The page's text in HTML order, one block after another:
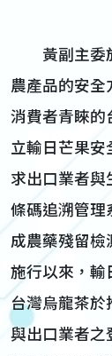
黃副主委於
農產品的安全
消費者青睞的
立輸日芒果安
求出口業者與
條碼追溯管理
成農藥殘留檢
施行以來，輸
台灣烏龍茶於
與出口業者之